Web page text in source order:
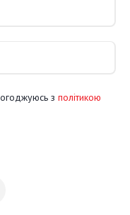
з політикою